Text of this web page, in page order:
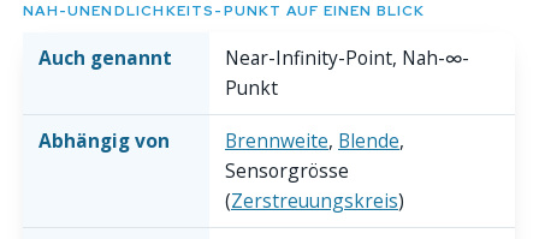
NAH-UNENDLICHKEITS-PUNKT AUF EINEN BLICK
Auch genannt
Near-Infinity-Point, Nah-∞-
Punkt
Abhängig von
Brennweite, Blende,
Sensorgrösse
(Zerstreuungskreis)